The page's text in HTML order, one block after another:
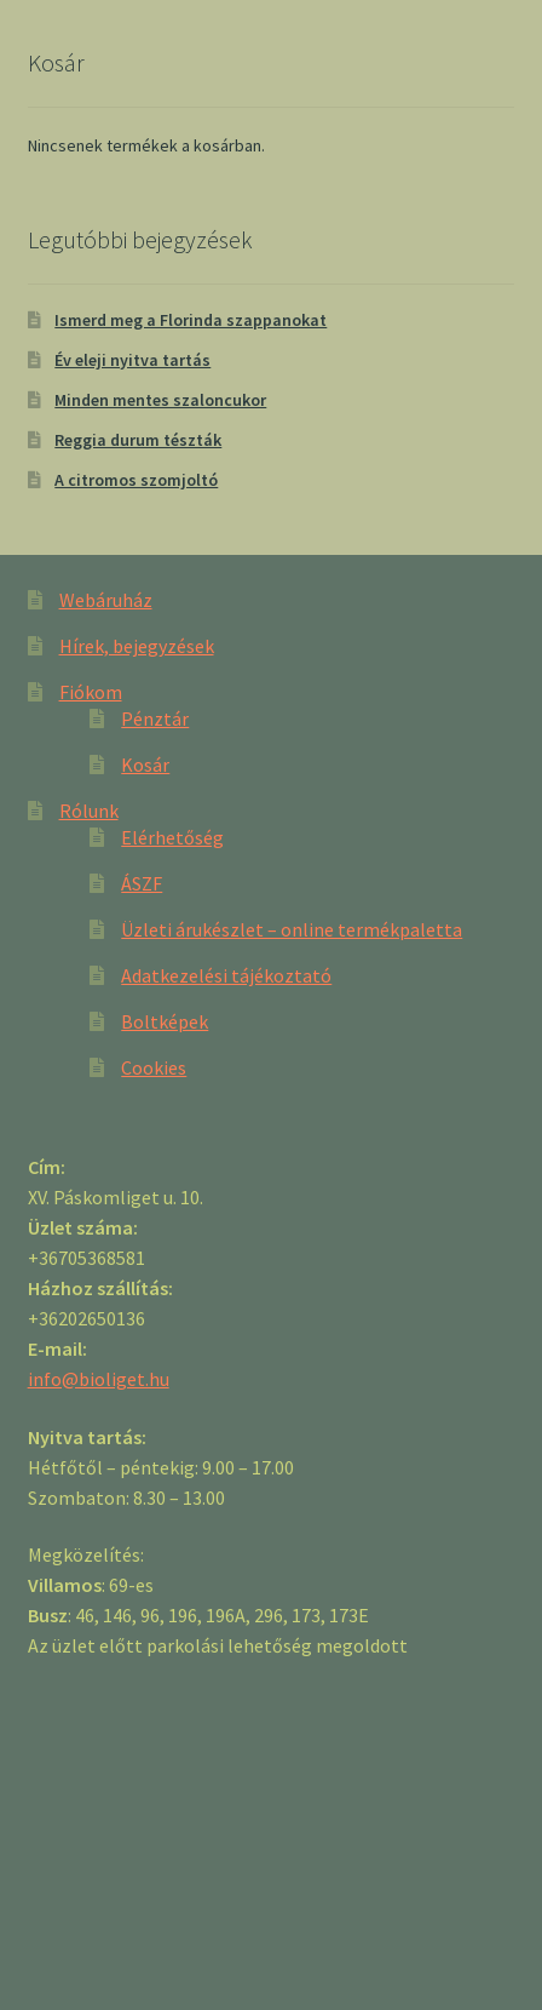
Kosár
Nincsenek termékek a kosárban.
Legutóbbi bejegyzések
Ismerd meg a Florinda szappanokat
Év eleji nyitva tartás
Minden mentes szaloncukor
Reggia durum tészták
A citromos szomjoltó
Webáruház
Hírek, bejegyzések
Fiókom
Pénztár
Kosár
Rólunk
Elérhetőség
ÁSZF
Üzleti árukészlet – online termékpaletta
Adatkezelési tájékoztató
Boltképek
Cookies
Cím:
XV. Páskomliget u. 10.
Üzlet száma:
+36705368581
Házhoz szállítás:
+36202650136
E-mail:
info@bioliget.hu
Nyitva tartás:
Hétfőtől – péntekig: 9.00 – 17.00
Szombaton: 8.30 – 13.00
Megközelítés:
Villamos: 69-es
Busz: 46, 146, 96, 196, 196A, 296, 173, 173E
Az üzlet előtt parkolási lehetőség megoldott